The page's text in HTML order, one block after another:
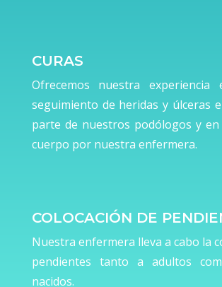
CURAS
Ofrecemos nuestra
seguimiento de heridas y úlceras
parte de nuestros podólogos y
cuerpo por nuestra enfermera.
COLOCACIÓN DE
Nuestra enfermera lleva a cabo la
pendientes tanto a adultos
nacidos.